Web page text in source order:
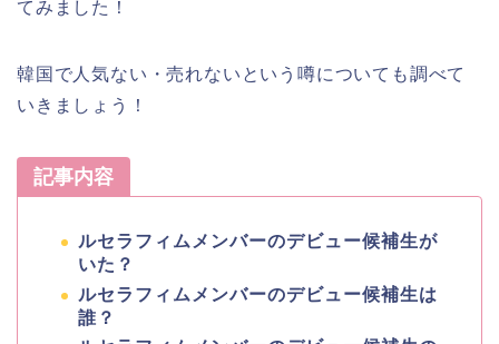
てみました！
韓国で人気ない・売れないという噂についても調べて
いきましょう！
記事内容
ルセラフィムメンバーのデビュー候補生が
いた？
ルセラフィムメンバーのデビュー候補生は
誰？